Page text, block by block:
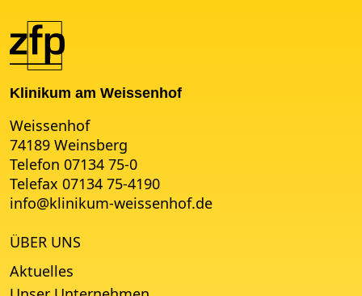
Klinikum am Weissenhof
ÜBER UNS
Aktuelles
Weissenhof
74189 Weinsberg
Telefon 07134 75-0
Telefax 07134 75-4190
info@klinikum-weissenhof.de